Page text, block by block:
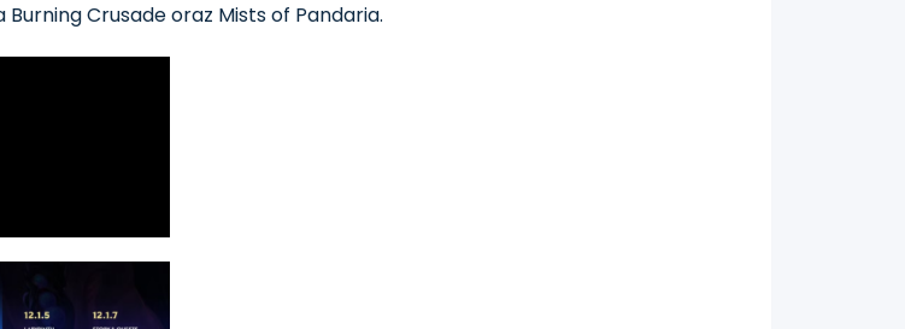
Crusade oraz Mists of Pandaria.